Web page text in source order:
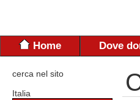
Home Dove
cerca nel sito
Italia